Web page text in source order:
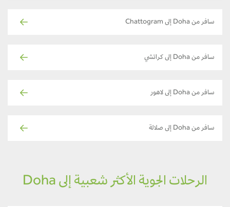
سافر من Doha إلى Chattogram
سافر من Doha إلى كراتشي
سافر من Doha إلى لاهور
سافر من Doha إلى صلالة
الرحلات الجوية الأكثر شعبية إلى Doha